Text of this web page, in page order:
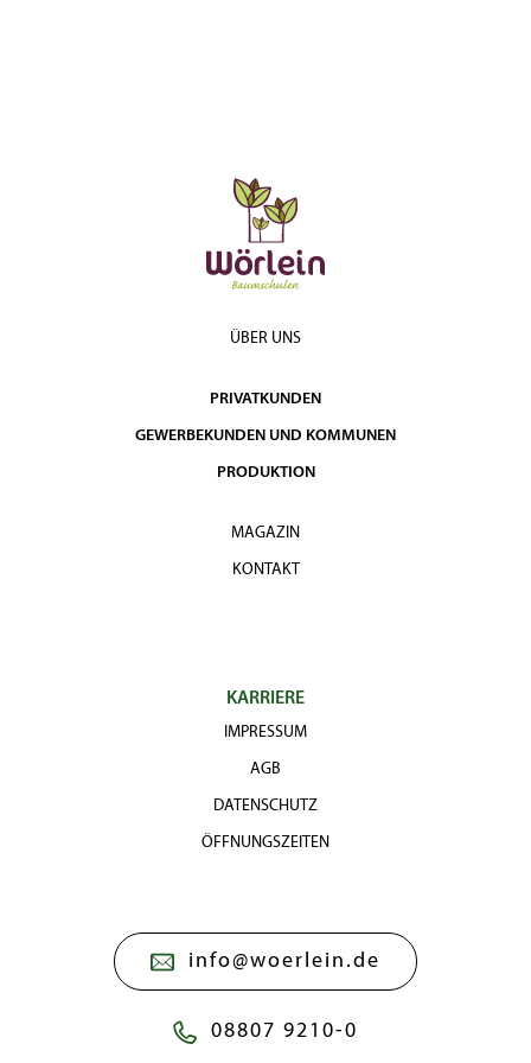
ÜBER UNS
PRIVATKUNDEN
GEWERBEKUNDEN UND KOMMUNEN
PRODUKTION
MAGAZIN
KONTAKT
KARRIERE
IMPRESSUM
AGB
DATENSCHUTZ
ÖFFNUNGSZEITEN
info@woerlein.de
08807 9210-0